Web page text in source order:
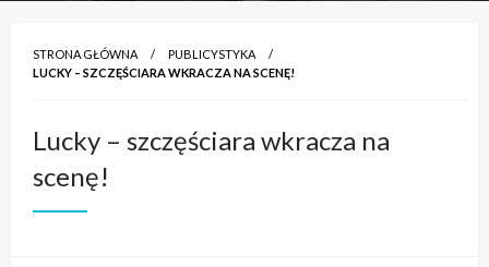
STRONA GŁÓWNA
PUBLICYSTYKA
LUCKY – SZCZĘŚCIARA WKRACZA NA SCENĘ!
Lucky – szczęściara wkracza na
scenę!